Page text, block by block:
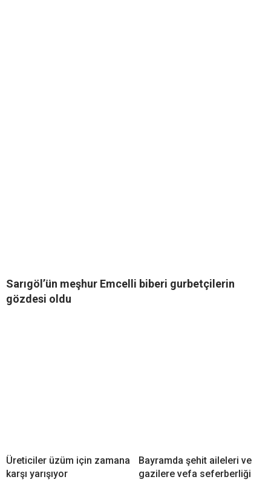
Sarıgöl’ün meşhur Emcelli biberi gurbetçilerin
gözdesi oldu
Üreticiler üzüm için zamana
karşı yarışıyor
Bayramda şehit aileleri ve
gazilere vefa seferberliği